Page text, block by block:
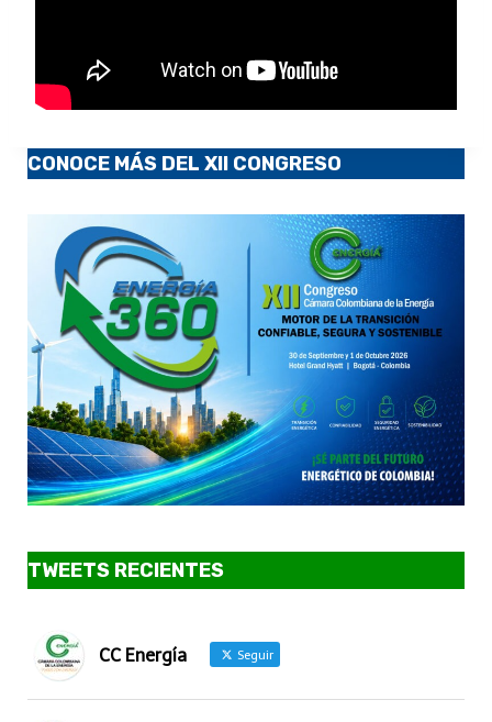
CONOCE MÁS DEL XII CONGRESO
TWEETS RECIENTES
CC Energía Seguir